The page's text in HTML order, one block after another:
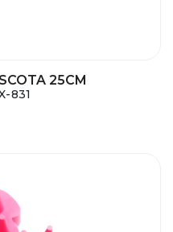
25CM
831